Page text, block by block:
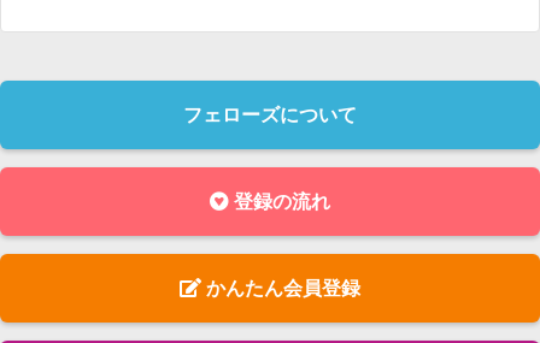
フェローズについて
登録の流れ
かんたん会員登録